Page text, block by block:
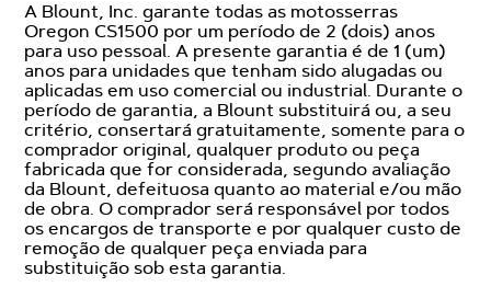
A Blount, Inc. garante todas as motosserras
Oregon CS1500 por um período de 2 (dois) anos
para uso pessoal. A presente garantia é de 1 (um)
anos para unidades que tenham sido alugadas ou
aplicadas em uso comercial ou industrial. Durante o
período de garantia, a Blount substituirá ou, a seu
critério, consertará gratuitamente, somente para o
comprador original, qualquer produto ou peça
fabricada que for considerada, segundo avaliação
da Blount, defeituosa quanto ao material e/ou mão
de obra. O comprador será responsável por todos
os encargos de transporte e por qualquer custo de
remoção de qualquer peça enviada para
substituição sob esta garantia.